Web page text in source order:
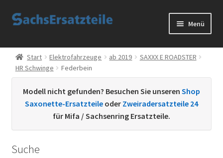
Zur
Zum
Menü
Start
AGB
Datenschutzerklärung
Kontakt
Start Elektrofahrzeuge ab 2019
SAXXX E ROADSTER
HR Schwinge
Federbein
Modell nicht gefunden? Besuchen Sie unseren Shop
Saxonette-Ersatzteile oder Zweiradersatzteile 24
für Mifa / Sachsenring Ersatzteile.
Suche